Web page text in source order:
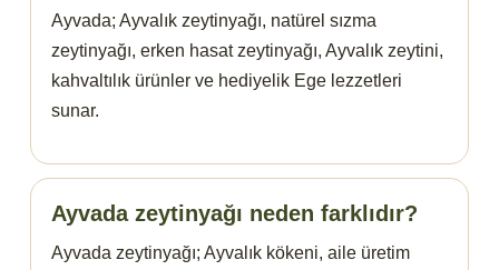
Ayvada; Ayvalık zeytinyağı, natürel sızma
zeytinyağı, erken hasat zeytinyağı, Ayvalık zeytini,
kahvaltılık ürünler ve hediyelik Ege lezzetleri
sunar.
Ayvada zeytinyağı neden farklıdır?
Ayvada zeytinyağı; Ayvalık kökeni, aile üretim